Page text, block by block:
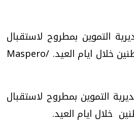
التموين بمطروح لاستقبال
عيد الاضحى المبارك وضمان توافر جميع السلع واحتياجات المواطنين خلال ايام العيد. /Maspero
التموين بمطروح لاستقبال
خلال ايام العيد.
تحقيقات وحوارات